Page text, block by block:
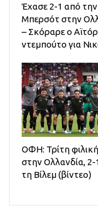
Έχασε 2-1 από την
Μπερσότ στην
– Σκόραρε ο
ντεμπούτο για
ΟΦΗ: Τρίτη
στην Ολλανδία, 2-
τη Βίλεμ (βίντεο)